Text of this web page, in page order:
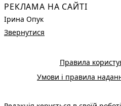
РЕКЛАМА НА САЙТІ
Ірина Опук
Звернутися
Правила
Умови і правила